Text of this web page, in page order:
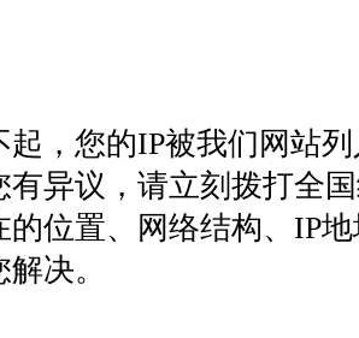
起，您的IP被我们网站
有异议，请立刻拨打全
的位置、网络结构、IP
决。